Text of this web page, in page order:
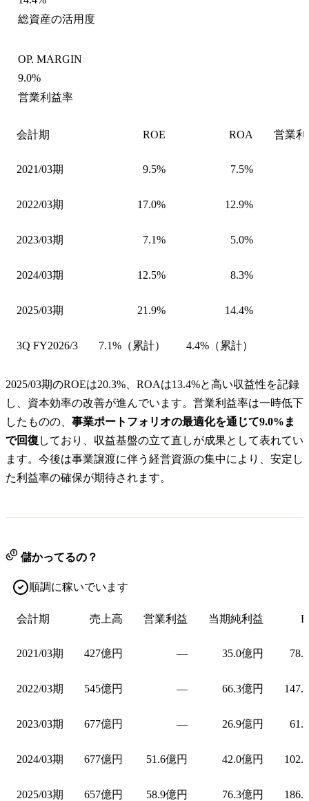
総資産の活用度
OP. MARGIN
9.0%
営業利益率
会計期 ROE ROA 営業
2021/03期 9.5% 7.5%
2022/03期 17.0% 12.9%
2023/03期 7.1% 5.0%
2024/03期 12.5% 8.3%
2025/03期 21.9% 14.4%
3Q FY2026/3 7.1%（累計） 4.4%（累計）
2025/03期のROEは20.3%、ROAは13.4%と高い収益性を記録
し、資本効率の改善が進んでいます。営業利益率は一時低下
したものの、 事業ポートフォリオの最適化を通じて9.0%ま
で回復 しており、収益基盤の立て直しが成果として表れてい
ます。今後は事業譲渡に伴う経営資源の集中により、安定し
た利益率の確保が期待されます。
儲かってるの？
順調に稼いでいます
会計期 売上高 営業利益 当期純利益
2021/03期 427億円 — 35.0億円
2022/03期 545億円 — 66.3億円
2023/03期 677億円 — 26.9億円
2024/03期 677億円 51.6億円 42.0億円
2025/03期 657億円 58.9億円 76.3億円